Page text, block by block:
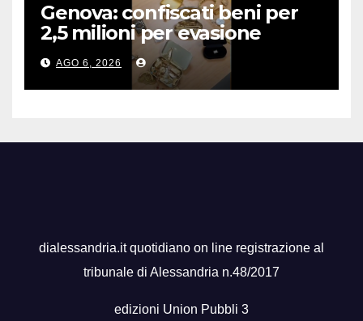
Genova: confiscati beni per
2,5 milioni per evasione
fiscale
AGO 6, 2026
dialessandria.it quotidiano on line registrazione al
tribunale di Alessandria n.48/2017
edizioni Union Pubbli 3